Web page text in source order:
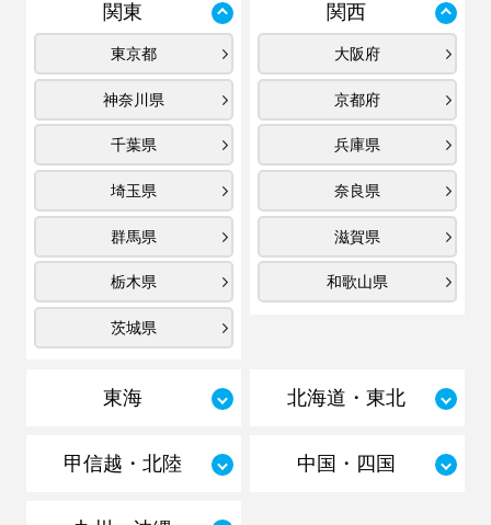
関東
東京都
神奈川県
千葉県
埼玉県
群馬県
栃木県
茨城県
関西
大阪府
京都府
兵庫県
奈良県
滋賀県
和歌山県
東海 北海道・東北
甲信越・北陸 中国・四国